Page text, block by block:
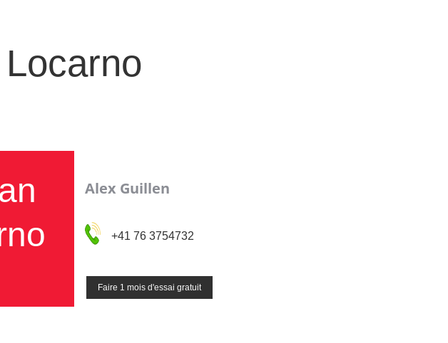
Alex Guillen
+41 76 3754732
Faire 1 mois d'essai gratuit